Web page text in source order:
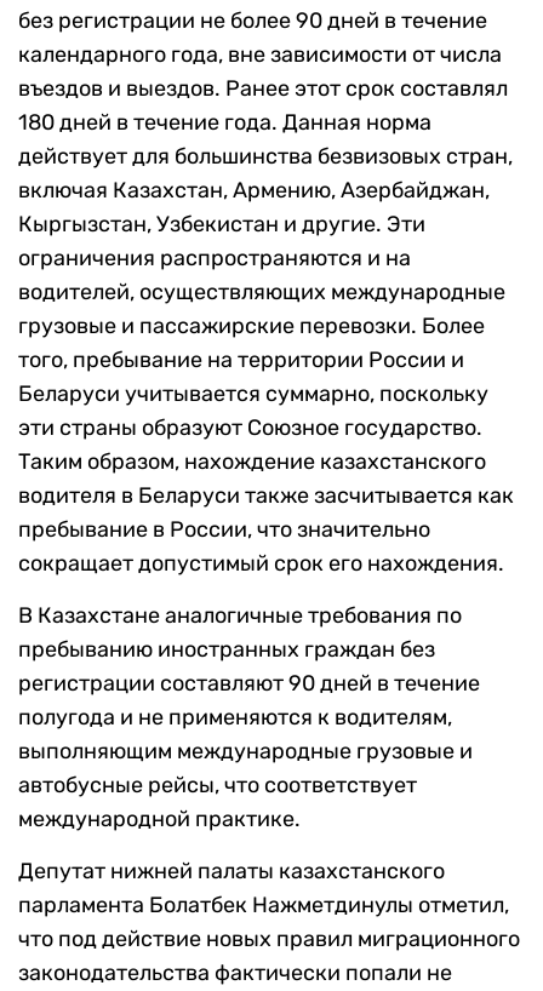
без регистрации не более 90 дней в течение
календарного года, вне зависимости от числа
въездов и выездов. Ранее этот срок составлял
180 дней в течение года. Данная норма
действует для большинства безвизовых стран,
включая Казахстан, Армению, Азербайджан,
Кыргызстан, Узбекистан и другие. Эти
ограничения распространяются и на
водителей, осуществляющих международные
грузовые и пассажирские перевозки. Более
того, пребывание на территории России и
Беларуси учитывается суммарно, поскольку
эти страны образуют Союзное государство.
Таким образом, нахождение казахстанского
водителя в Беларуси также засчитывается как
пребывание в России, что значительно
сокращает допустимый срок его нахождения.
В Казахстане аналогичные требования по
пребыванию иностранных граждан без
регистрации составляют 90 дней в течение
полугода и не применяются к водителям,
выполняющим международные грузовые и
автобусные рейсы, что соответствует
международной практике.
Депутат нижней палаты казахстанского
парламента Болатбек Нажметдинулы отметил,
что под действие новых правил миграционного
законодательства фактически попали не